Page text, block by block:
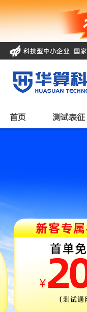
科技型中小企业 国
首页 测试表征